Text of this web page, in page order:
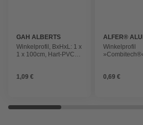
GAH ALBERTS
Winkelprofil, BxHxL: 1 x
1 x 100cm, Hart-PVC
1,09 €
ALFER®
Winkelprofil
0,69 €